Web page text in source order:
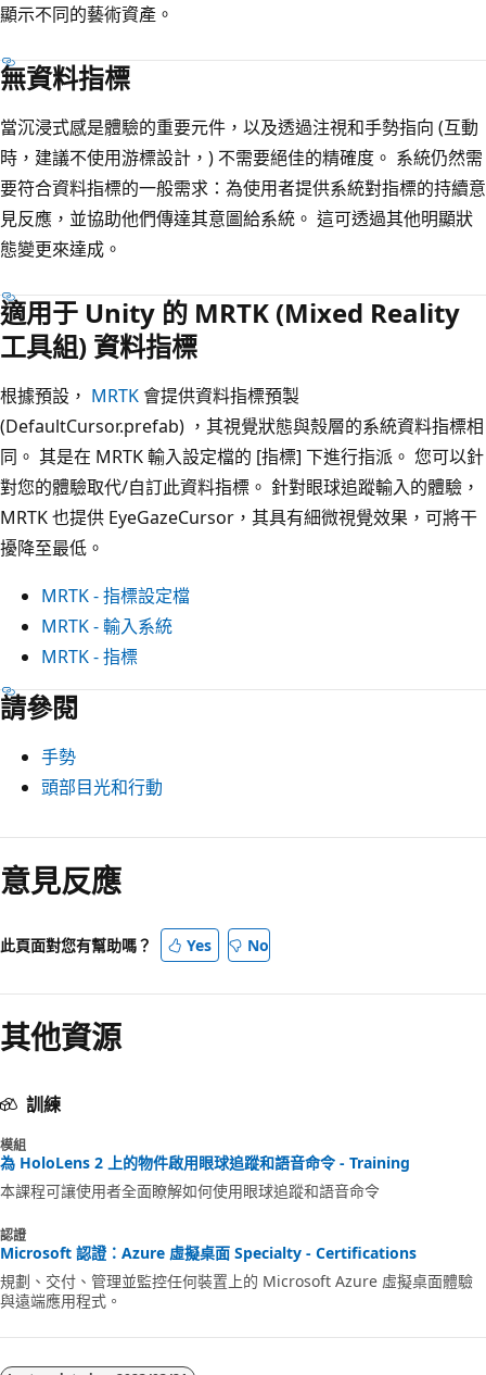
顯示不同的藝術資產。
無資料指標
當沉浸式感是體驗的重要元件，以及透過注視和手勢指向 (互動
時，建議不使用游標設計，) 不需要絕佳的精確度。 系統仍然需
要符合資料指標的一般需求：為使用者提供系統對指標的持續意
見反應，並協助他們傳達其意圖給系統。 這可透過其他明顯狀
態變更來達成。
適用于 Unity 的 MRTK (Mixed Reality
工具組) 資料指標
根據預設， MRTK會提供資料指標預製
(DefaultCursor.prefab) ，其視覺狀態與殼層的系統資料指標相
同。 其是在 MRTK 輸入設定檔的 [指標] 下進行指派。 您可以針
對您的體驗取代/自訂此資料指標。 針對眼球追蹤輸入的體驗，
MRTK 也提供 EyeGazeCursor，其具有細微視覺效果，可將干
擾降至最低。
MRTK - 指標設定檔
MRTK - 輸入系統
MRTK - 指標
請參閱
手勢
頭部目光和行動
意見反應
此頁面對您有幫助嗎？ Yes No
其他資源
訓練
模組
為 HoloLens 2 上的物件啟用眼球追蹤和語音命令 - Training
本課程可讓使用者全面瞭解如何使用眼球追蹤和語音命令
認證
Microsoft 認證：Azure 虛擬桌面 Specialty - Certifications
規劃、交付、管理並監控任何裝置上的 Microsoft Azure 虛擬桌面體驗
與遠端應用程式。